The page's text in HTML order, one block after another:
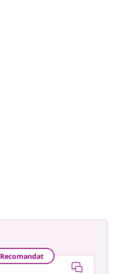
Recomandat